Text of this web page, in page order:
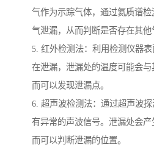
气作为示踪气体，通过氦质谱
气泄漏，从而判断是否存在其他
5. 红外检测法：利用检测仪器
在泄漏，泄漏处的温度可能会
而可以发现泄漏点。
6. 超声波检测法：通过超声波
有异常的声波信号。泄漏处会
而可以判断泄漏的位置。